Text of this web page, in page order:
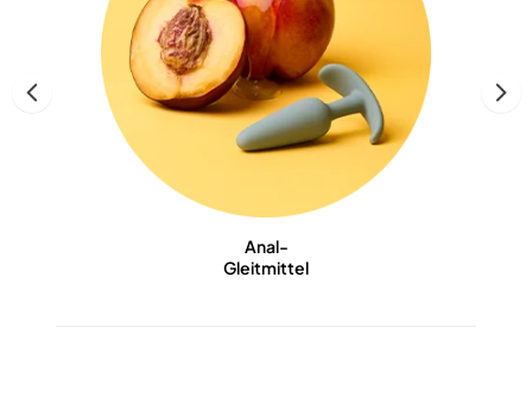
Anal-
Gleitmittel